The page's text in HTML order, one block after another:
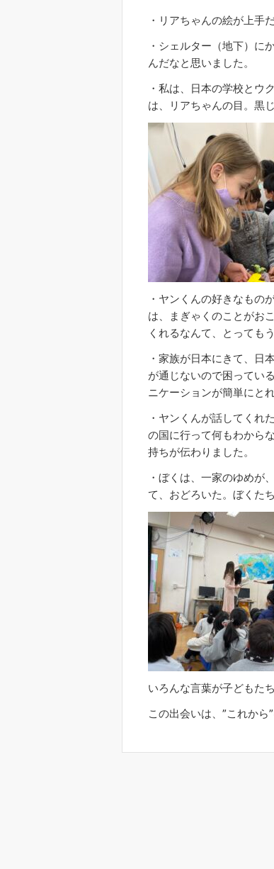
・リアちゃんの絵が上手
・シェルター（地下）に
んだなと思いました。
・私は、日本の学校とウ
は、リアちゃんの目。黒
・ヤンくんの好きなもの
は、まぎゃくのことがお
くれるなんて、とっても
・家族が日本にきて、日
が通じないので困ってい
ニケーションが簡単にと
・ヤンくんが話してくれ
の国に行って何もわから
持ちが伝わりました。
・ぼくは、一家のゆめが
て、おどろいた。ぼくた
いろんな言葉が子どもた
この出会いは、”これから